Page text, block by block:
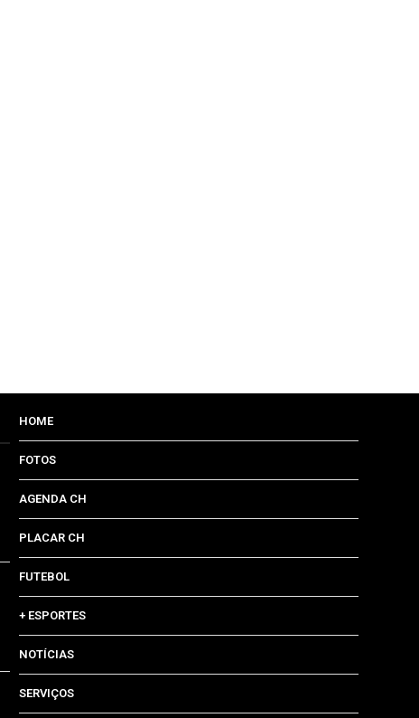
HOME
FOTOS
AGENDA CH
PLACAR CH
FUTEBOL
+ ESPORTES
NOTÍCIAS
SERVIÇOS